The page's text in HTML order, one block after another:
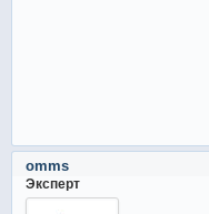
omms
Эксперт